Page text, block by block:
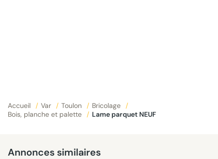
Accueil / Var / Toulon / Bricolage
/
Bois, planche et palette
/ Lame parquet NEUF
Annonces similaires